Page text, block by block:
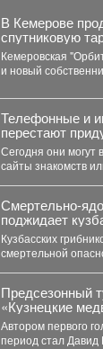
В Кемерове
спутниковую
грозит снос?
Кемеровская
и новый
Телефонные и
перестают
обмана.
Сегодня они могут
сайты знакомств
Смертельно-
поджидает
прячется под
Кузбасских
смертельной опасности
Предсезонный
«Кузнецкие
Автором первого
период стал